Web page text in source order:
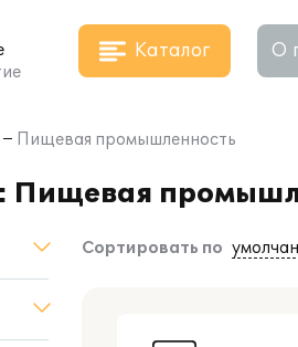
Каталог О
Пищевая промышленность
Пищевая
Сортировать по